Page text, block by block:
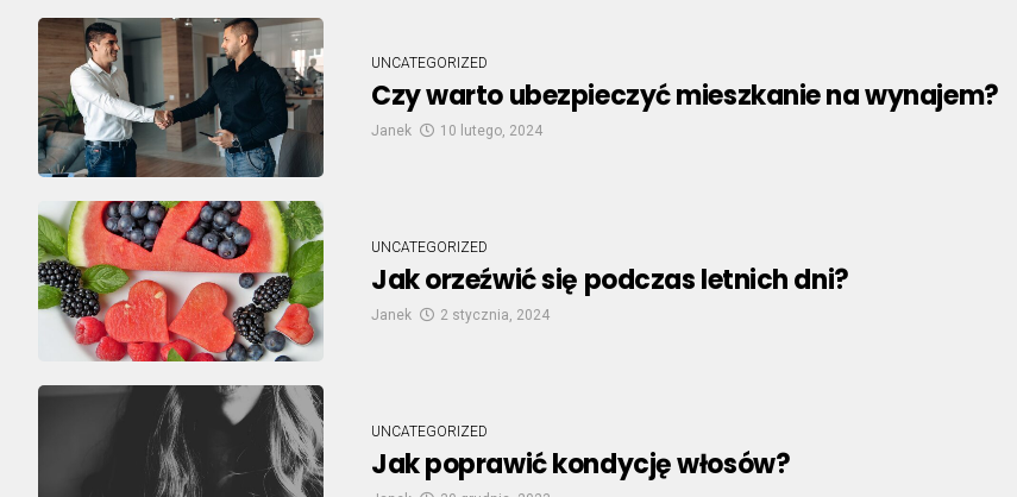
UNCATEGORIZED
Czy warto ubezpieczyć mieszkanie na wynajem?
Janek 10 lutego, 2024
UNCATEGORIZED
Jak orzeźwić się podczas letnich dni?
Janek 2 stycznia, 2024
UNCATEGORIZED
Jak poprawić kondycję włosów?